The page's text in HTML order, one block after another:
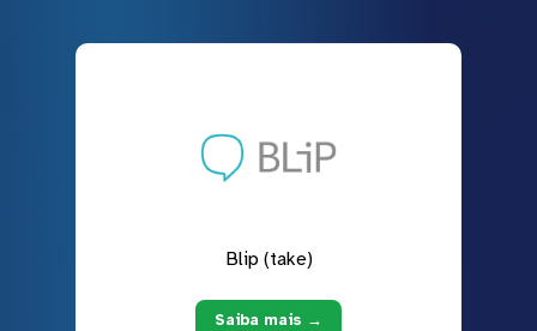
Blip (take)
Saiba mais →